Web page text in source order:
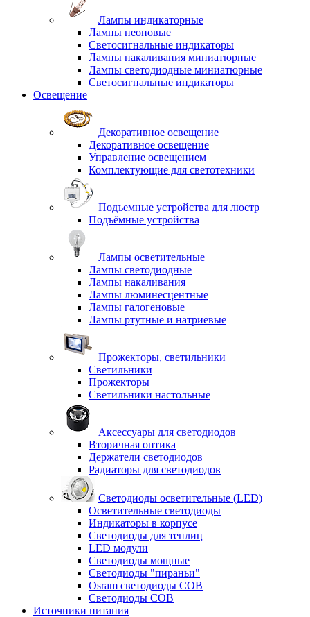
Лампы индикаторные
Лампы неоновые
Светосигнальные индикаторы
Лампы накаливания миниатюрные
Лампы светодиодные миниатюрные
Светосигнальные индикаторы
Освещение
Декоративное освещение
Декоративное освещение
Управление освещением
Комплектующие для светотехники
Подъемные устройства для люстр
Подъёмные устройства
Лампы осветительные
Лампы светодиодные
Лампы накаливания
Лампы люминесцентные
Лампы галогеновые
Лампы ртутные и натриевые
Прожекторы, светильники
Светильники
Прожекторы
Светильники настольные
Аксессуары для светодиодов
Вторичная оптика
Держатели светодиодов
Радиаторы для светодиодов
Светодиоды осветительные (LED)
Осветительные светодиоды
Индикаторы в корпусе
Светодиоды для теплиц
LED модули
Светодиоды мощные
Светодиоды "пираньи"
Osram светодиоды COB
Светодиоды COB
Источники питания